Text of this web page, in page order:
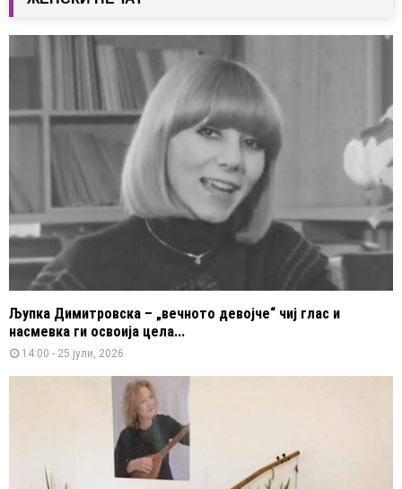
Љупка Димитровска – „вечното девојче“ чиј глас и
насмевка ги освоија цела...
14:00 - 25 јули, 2026